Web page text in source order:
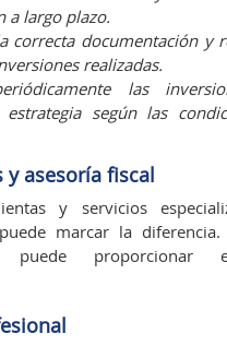
a largo plazo.
correcta documentación y
realizadas.
las
según las
y asesoría fiscal
y servicios
marcar la
proporcionar